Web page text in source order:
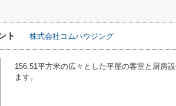
ト 株式会社コムハウジング
156.51平方米の広々とした平屋の客室と厨房
ます。